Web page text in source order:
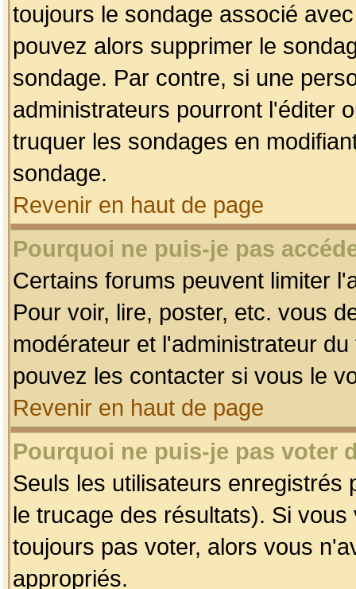
toujours le sondage associé
pouvez alors supprimer le
sondage. Par contre, si une
administrateurs pourront l'éditer
truquer les sondages en
sondage.
Revenir en haut de page
Pourquoi ne puis-je pas
Certains forums peuvent limiter
Pour voir, lire, poster, etc. vous
modérateur et l'administrateur
pouvez les contacter si vous le
Revenir en haut de page
Pourquoi ne puis-je pas voter
Seuls les utilisateurs enregistrés
le trucage des résultats). Si
toujours pas voter, alors vous
appropriés.